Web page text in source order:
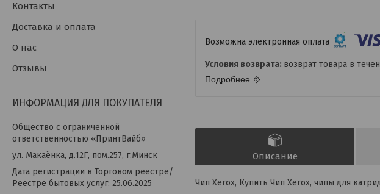
возврат товара в
Подробнее
Описание
Чип Xerox, Купить Чип Xerox, чипы для
Контакты
Доставка и оплата
О нас
Отзывы
ИНФОРМАЦИЯ ДЛЯ ПОКУПАТЕЛЯ
Общество с ограниченной
ответственностью «ПринтВайб»
ул. Макаёнка, д.12Г, пом.257, г.Минск
Дата регистрации в Торговом реестре/
Реестре бытовых услуг: 25.06.2025